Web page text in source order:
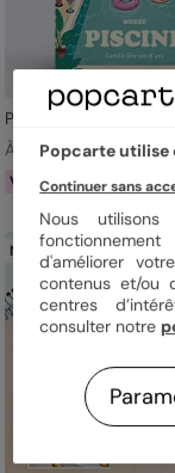
Piscine fun
À partir de 1,19 €
Virtuel
Nouveau
Popcarte utilise
Continuer sans
Nous
d'améliorer
contenus et/ou
centres
consulter notre